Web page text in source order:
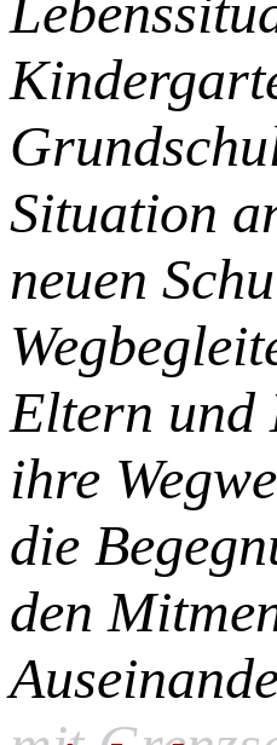
Situation
neuen
Eltern und
ihre
die
den